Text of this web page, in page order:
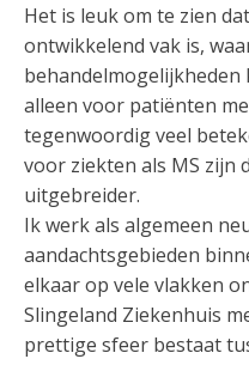
Het is leuk om te zien
ontwikkelend vak is,
alleen voor patiënten
tegenwoordig veel
voor ziekten als MS zijn
uitgebreider.
Ik werk als algemeen
aandachtsgebieden
elkaar op vele vlakken
Slingeland Ziekenhuis
prettige sfeer bestaat